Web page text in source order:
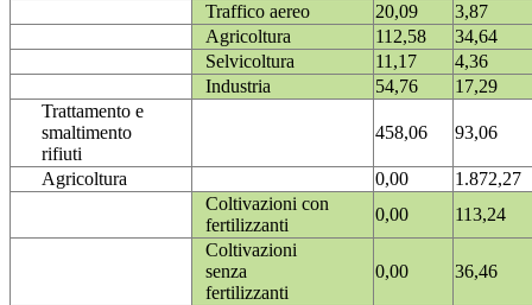
Traffico aereo 20,09
3,87
Agricoltura
112,58
34,64
Selvicoltura
11,17
4,36
Industria
54,76
17,29
Trattamento e
smaltimento
rifiuti
458,06 93,06
Agricoltura 0,00
1.872,27
Coltivazioni con
fertilizzanti
0,00
113,24
Coltivazioni
senza
fertilizzanti
0,00 36,46